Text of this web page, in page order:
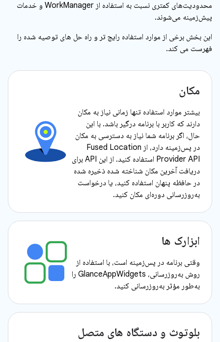
محدودیت‌های کمتری نسبت به استفاده از WorkManager و خدمات
پیش‌زمینه می‌شوند.
این بخش برخی از موارد استفاده رایج تر و راه حل های توصیه شده را
فهرست می کند.
مکان
بیشتر موارد استفاده تنها زمانی نیاز به مکان
دارند که کاربر با برنامه درگیر باشد. با این
حال، اگر برنامه شما نیاز به دسترسی به مکان
در پس‌زمینه دارد، از Fused Location
Provider API استفاده کنید. از این API برای
دریافت آخرین مکان شناخته شده ذخیره شده
در حافظه پنهان استفاده کنید، یا درخواست
به‌روزرسانی دوره‌ای مکان کنید.
ابزارک ها
وقتی برنامه در پس‌زمینه است، با استفاده از
روش به‌روزرسانی، GlanceAppWidgets را
به‌طور مؤثر به‌روزرسانی کنید.
بلوتوث و دستگاه های متصل